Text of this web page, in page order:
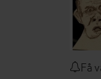
Få